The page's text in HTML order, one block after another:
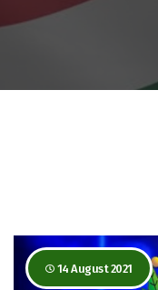
14 August 2021